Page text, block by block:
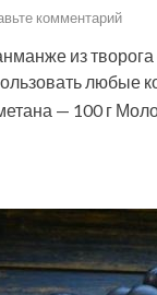
комментарий
из
любые
— 100 г